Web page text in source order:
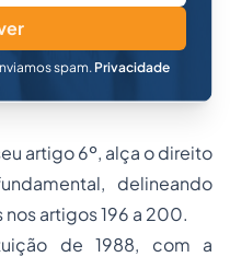
spam. Privacidade
artigo 6º, alça o direito
delineando
artigos 196 a 200.
de 1988, com a